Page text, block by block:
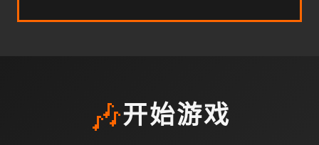
🎶开始游戏